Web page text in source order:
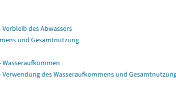
des Abwassers
und Gesamtnutzung
Wasseraufkommen
des Wasseraufkommens und